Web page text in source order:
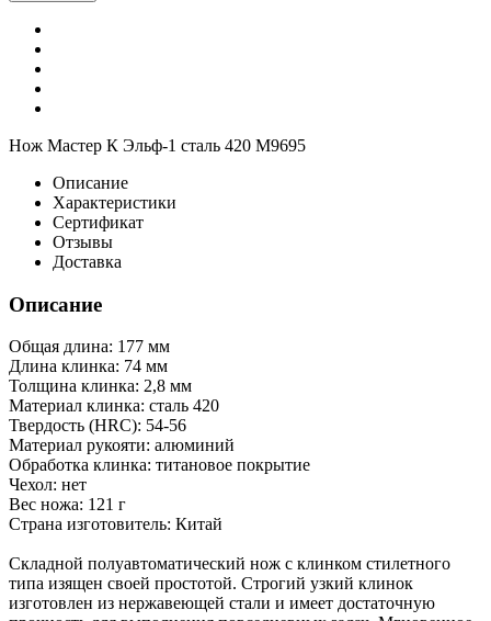
Нож Мастер К Эльф-1 сталь 420 M9695
Описание
Характеристики
Сертификат
Отзывы
Доставка
Описание
Общая длина: 177 мм
Длина клинка: 74 мм
Толщина клинка: 2,8 мм
Материал клинка: сталь 420
Твердость (HRC): 54-56
Материал рукояти: алюминий
Обработка клинка: титановое покрытие
Чехол: нет
Вес ножа: 121 г
Страна изготовитель: Китай
Складной полуавтоматический нож с клинком стилетного
типа изящен своей простотой. Строгий узкий клинок
изготовлен из нержавеющей стали и имеет достаточную